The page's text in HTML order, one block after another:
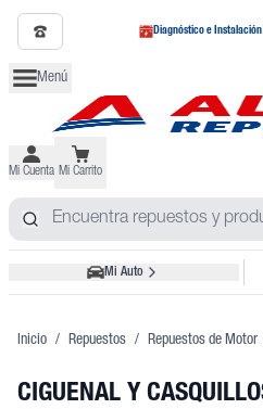
Diagnóstico e Instalación
Menú
Mi Cuenta Mi Carrito
Mi Auto
Inicio / Repuestos / Repuestos de Motor
CIGUENAL Y